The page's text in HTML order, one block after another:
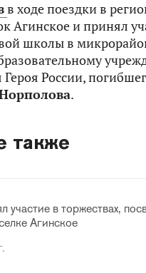
в ходе поездки в
Агинское и принял
школы в
России,
.
также
участие в торжествах,
Агинское